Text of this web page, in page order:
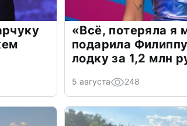
«Всё, потеряла я
подарила
лодку за 1,2 млн
5 августа 248